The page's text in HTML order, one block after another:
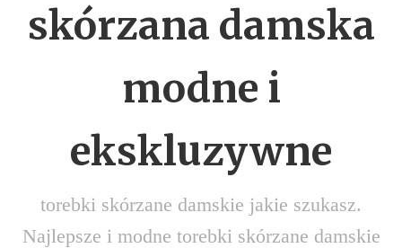
skórzana damska
modne i
ekskluzywne
torebki skórzane damskie jakie szukasz.
Najlepsze i modne torebki skórzane damskie